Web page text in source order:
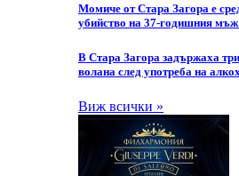
Момиче от Стара Загора е
убийство на 37-годишния
В Стара Загора задържаха
волана след употреба на
Виж всички »